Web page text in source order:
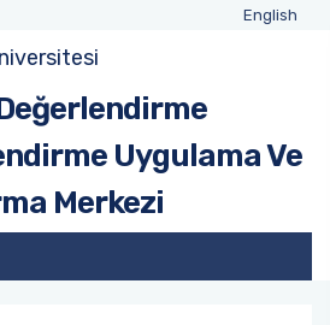
English
Uygulama Ve
Merkezi